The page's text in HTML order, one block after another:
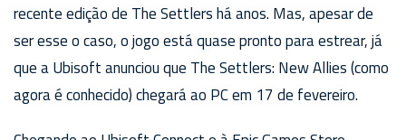
recente edição de The Settlers há anos. Mas, apesar de
ser esse o caso, o jogo está quase pronto para estrear, já
que a Ubisoft anunciou que The Settlers: New Allies (como
agora é conhecido) chegará ao PC em 17 de fevereiro.